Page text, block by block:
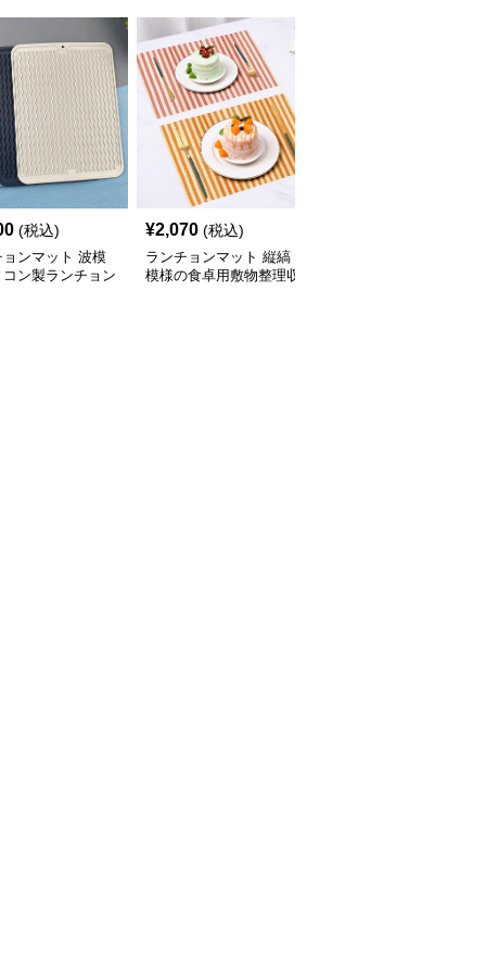
(税込)
ョンマット 波模
ン製ランチョン
¥2,070 (税込)
ランチョンマット 縦縞
模様の食卓用敷物整理収